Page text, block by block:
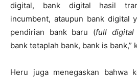
digital, bank digital hasil
incumbent, ataupun bank digital
pendirian bank baru (full digital
bank tetaplah bank, bank is bank,”
Heru juga menegaskan bahwa